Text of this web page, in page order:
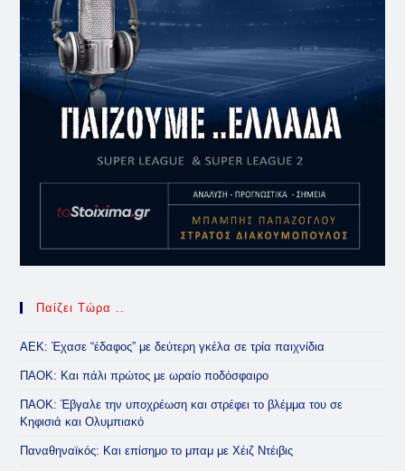
Παίζει Τώρα ..
ΑΕΚ: Έχασε “έδαφος” με δεύτερη γκέλα σε τρία παιχνίδια
ΠΑΟΚ: Και πάλι πρώτος με ωραίο ποδόσφαιρο
ΠΑΟΚ: Έβγαλε την υποχρέωση και στρέφει το βλέμμα του σε
Κηφισιά και Ολυμπιακό
Παναθηναϊκός: Και επίσημο το μπαμ με Χέιζ Ντέιβις